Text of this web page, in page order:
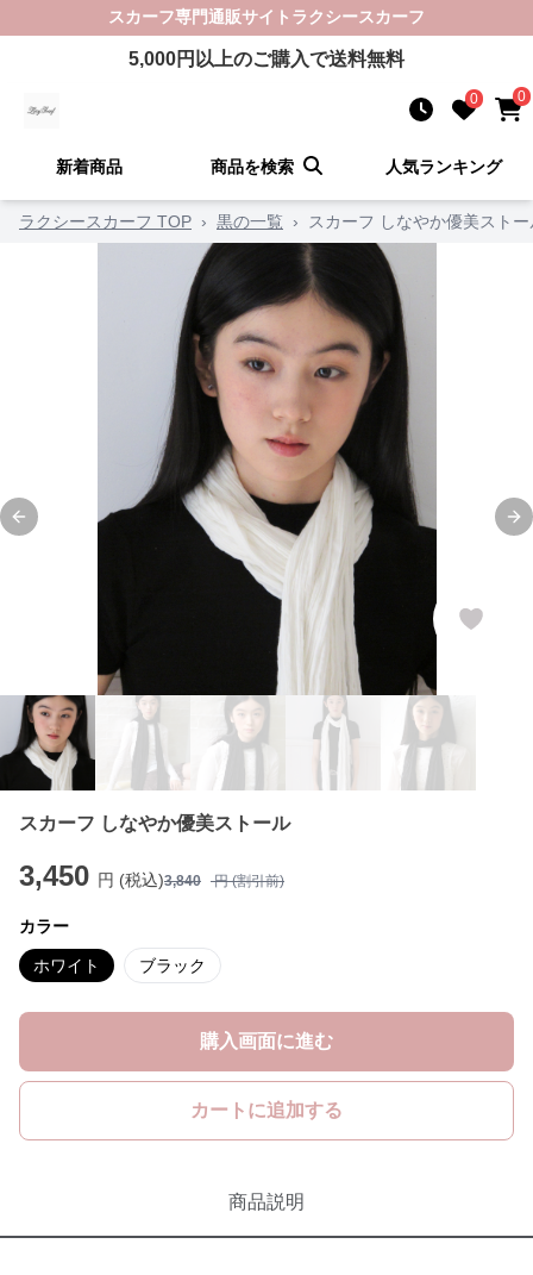
スカーフ専門通販サイト ラクシースカーフ
5,000円以上のご購入で送料無料
0 0
新着商品 商品を検索 人気ランキング
ラクシースカーフ TOP › 黒の一覧 › スカーフ しなやか優美ストー
Previous slide
スカーフ しなやか優美ストール
3,450 円 (税込)3,840 円 (割引前)
カラー
ホワイト ブラック
購入画面に進む
カートに追加する
商品説明